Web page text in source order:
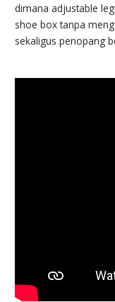
dimana adjustable
shoe box tanpa
sekaligus penopang